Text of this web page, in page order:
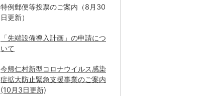
特例郵便等投票のご案内（8月30
日更新）
「先端設備導入計画」の申請につ
いて
今帰仁村新型コロナウイルス感染
症拡大防止緊急支援事業のご案内
(10月3日更新)